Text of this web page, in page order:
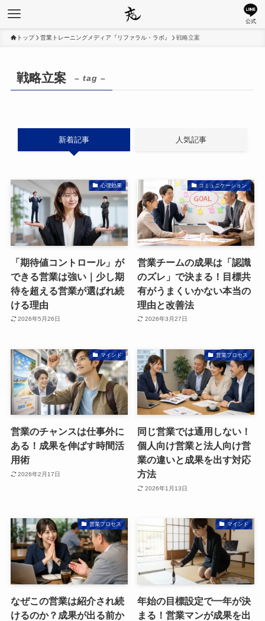
公式
トップ 営業トレーニングメディア『リファラル・ラボ』 戦略立案
戦略立案 – tag –
新着記事 人気記事
心理効果
「期待値コントロール」が
できる営業は強い｜少し期
待を超える営業が選ばれ続
ける理由
2026年5月26日
コミュニケーション
営業チームの成果は「認識
のズレ」で決まる！目標共
有がうまくいかない本当の
理由と改善法
2026年3月27日
マインド
営業のチャンスは仕事外に
ある！成果を伸ばす時間活
用術
2026年2月17日
営業プロセス
同じ営業では通用しない！
個人向け営業と法人向け営
業の違いと成果を出す対応
方法
2026年1月13日
営業プロセス
なぜこの営業は紹介され続
けるのか？成果が出る前か
マインド
年始の目標設定で一年が決
まる！営業マンが成果を出